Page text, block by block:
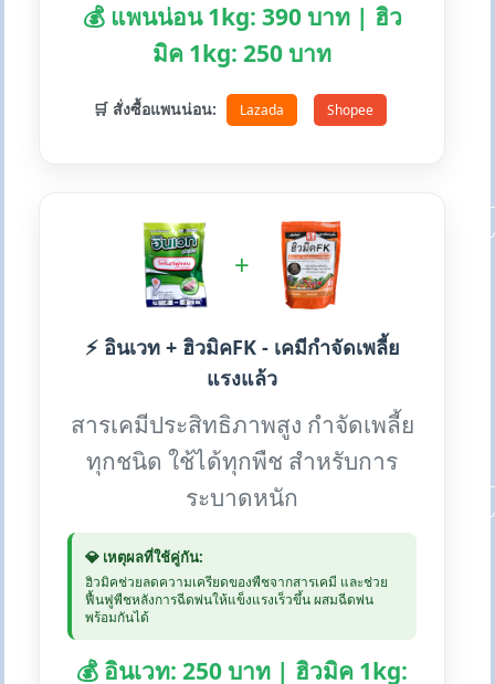
💰 แพนน่อน 1kg: 390 บาท | ฮิว
มิค 1kg: 250 บาท
🛒 สั่งซื้อแพนน่อน: Lazada Shopee
+
⚡ อินเวท + ฮิวมิคFK - เคมีกำจัดเพลี้ย
แรงแล้ว
สารเคมีประสิทธิภาพสูง กำจัดเพลี้ย
ทุกชนิด ใช้ได้ทุกพืช สำหรับการ
ระบาดหนัก
💎 เหตุผลที่ใช้คู่กัน:
ฮิวมิคช่วยลดความเครียดของพืชจากสารเคมี และช่วย
ฟื้นฟูพืชหลังการฉีดพ่นให้แข็งแรงเร็วขึ้น ผสมฉีดพ่น
พร้อมกันได้
💰 อินเวท: 250 บาท | ฮิวมิค 1kg: